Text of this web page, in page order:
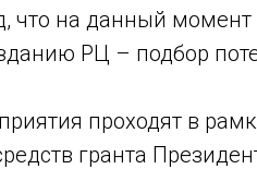
что на данный
РЦ – подбор
проходят в
гранта